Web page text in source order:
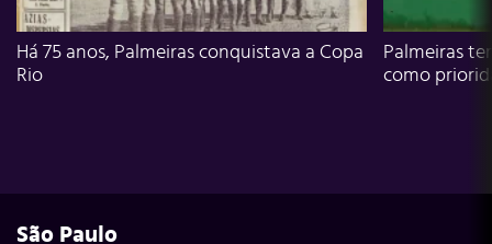
Há 75 anos, Palmeiras conquistava a Copa
Rio
Palmeiras
como
São Paulo